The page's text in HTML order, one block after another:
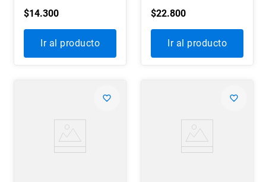
$14.300
Ir al producto
CONTEMPORÁNEAS
$22.800
Ir al producto